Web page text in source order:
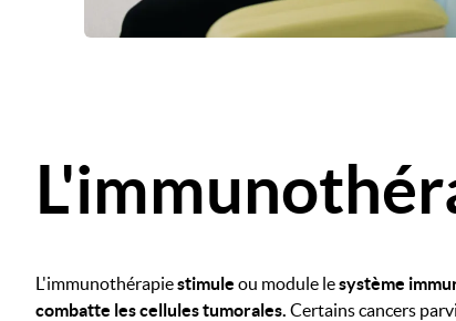
L'immunothérapiestimule ou module lesystème
combatte les cellules tumorales. Certains cancers